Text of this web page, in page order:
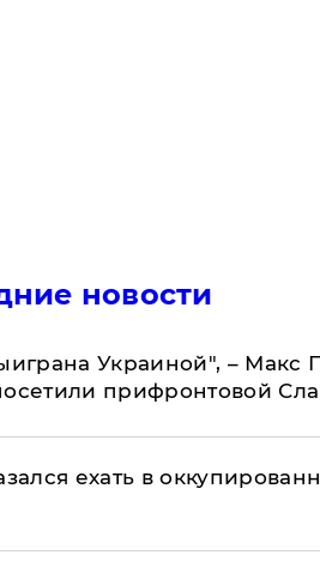
новости
Украиной", – Макс
прифронтовой
ехать в